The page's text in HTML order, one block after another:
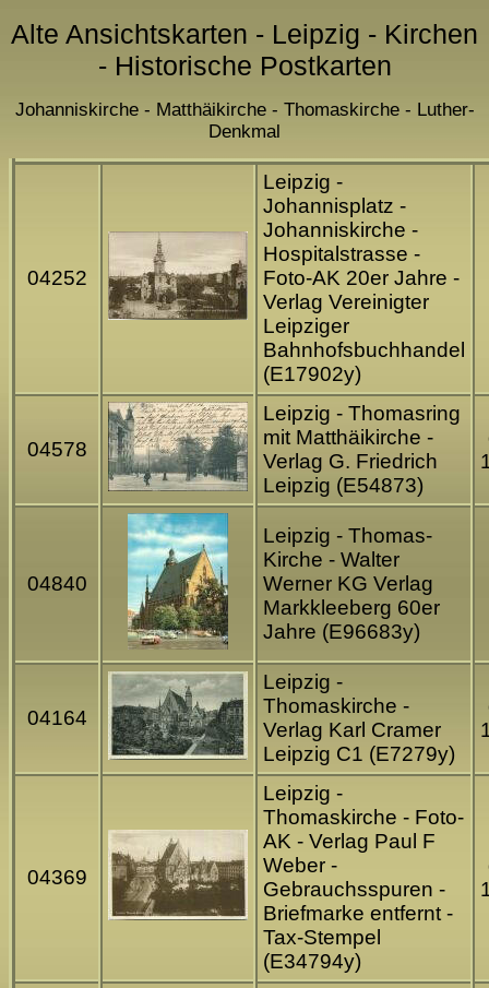
Alte Ansichtskarten - Leipzig - Kirchen
- Historische Postkarten
Johanniskirche - Matthäikirche - Thomaskirche - Luther-
Denkmal
04252
Leipzig -
Johannisplatz -
Johanniskirche -
Hospitalstrasse -
Foto-AK 20er Jahre -
Verlag Vereinigter
Leipziger
Bahnhofsbuchhandel
(E17902y)
04578
Leipzig - Thomasring
mit Matthäikirche -
Verlag G. Friedrich
Leipzig (E54873)
04840
Leipzig - Thomas-
Kirche - Walter
Werner KG Verlag
Markkleeberg 60er
Jahre (E96683y)
04164
Leipzig -
Thomaskirche -
Verlag Karl Cramer
Leipzig C1 (E7279y)
04369
Leipzig -
Thomaskirche - Foto-
AK - Verlag Paul F
Weber -
Gebrauchsspuren -
Briefmarke entfernt -
Tax-Stempel
(E34794y)